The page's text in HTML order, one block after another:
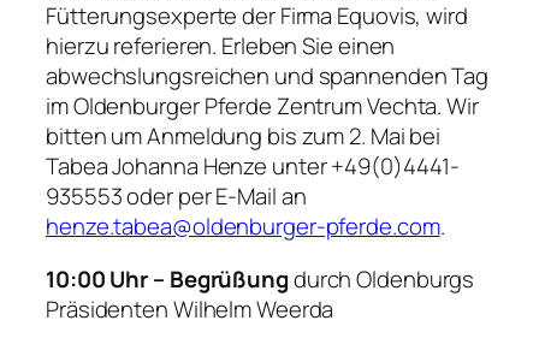
Fütterungsexperte der Firma Equovis, wird
hierzu referieren. Erleben Sie einen
abwechslungsreichen und spannenden Tag
im Oldenburger Pferde Zentrum Vechta. Wir
bitten um Anmeldung bis zum 2. Mai bei
Tabea Johanna Henze unter +49(0)4441-
935553 oder per E-Mail an
henze.tabea@oldenburger-pferde.com.
10:00 Uhr – Begrüßungdurch Oldenburgs
Präsidenten Wilhelm Weerda